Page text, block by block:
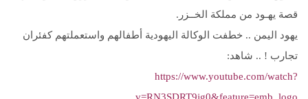
قصة يهـود من مملكة الخــزر.
يهود اليمن .. خطفت الوكالة اليهودية أطفالهم واستعملتهم كفئران
تجارب ! .. شاهد:
https://www.youtube.com/watch?
v=RN3SDRT9jg0&feature=emb_logo